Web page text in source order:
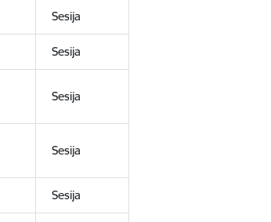
Sesija
Sesija
Sesija
Sesija
Sesija